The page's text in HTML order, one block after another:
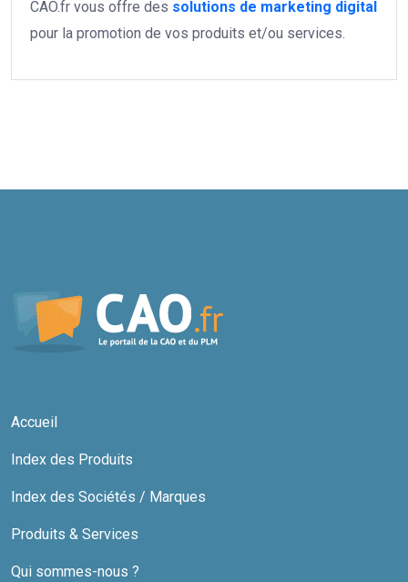
CAO.fr vous offre des solutions de marketing digital
pour la promotion de vos produits et/ou services.
Accueil
Index des Produits
Index des Sociétés / Marques
Produits & Services
Qui sommes-nous ?